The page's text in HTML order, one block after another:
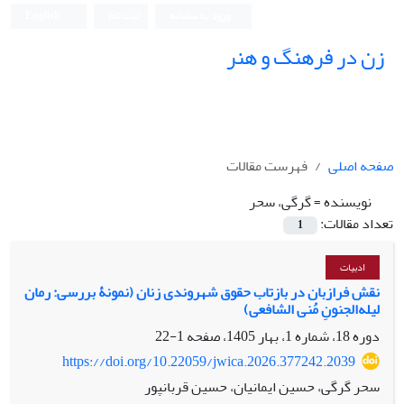
زن در فرهنگ و هنر
صفحه اصلی
فهرست مقالات
نویسنده =گرگی، سحر
تعداد مقالات:
1
ادبیات
نقش فرازبان در بازتاب حقوق شهروندی زنان (نمونۀ بررسی: رمان
لیله‌الجنونِ مُنی الشافعی)
دوره 18، شماره 1، بهار 1405، صفحه
1-22
https://doi.org/10.22059/jwica.2026.377242.2039
سحر گرگی، حسین ایمانیان، حسین قربانپور